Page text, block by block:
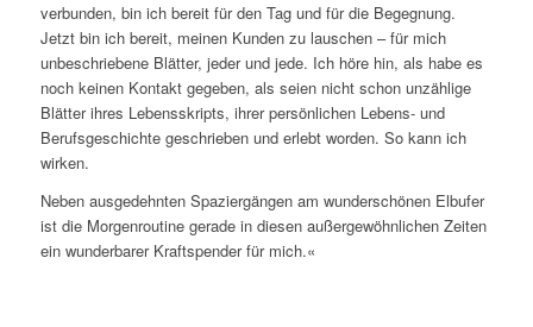
verbunden, bin ich bereit für den Tag und für die Begegnung.
Jetzt bin ich bereit, meinen Kunden zu lauschen – für mich
unbeschriebene Blätter, jeder und jede. Ich höre hin, als habe es
noch keinen Kontakt gegeben, als seien nicht schon unzählige
Blätter ihres Lebensskripts, ihrer persönlichen Lebens- und
Berufsgeschichte geschrieben und erlebt worden. So kann ich
wirken.
Neben ausgedehnten Spaziergängen am wunderschönen Elbufer
ist die Morgenroutine gerade in diesen außergewöhnlichen Zeiten
ein wunderbarer Kraftspender für mich.«